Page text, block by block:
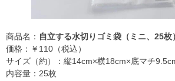
商品名： 自立する水切りゴミ袋（ミニ、25枚）
価格：￥110（税込）
サイズ（約）：縦14cm×横18cm×底マチ
内容量：25枚